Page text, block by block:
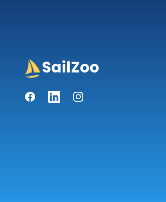
FacebookLinkedInInstagram